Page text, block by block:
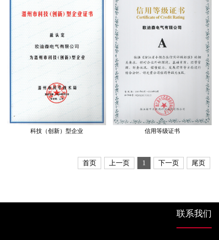
科技（创新）型企业 信用等级证书
首页 上一页 1 下一页 尾页
联系我们